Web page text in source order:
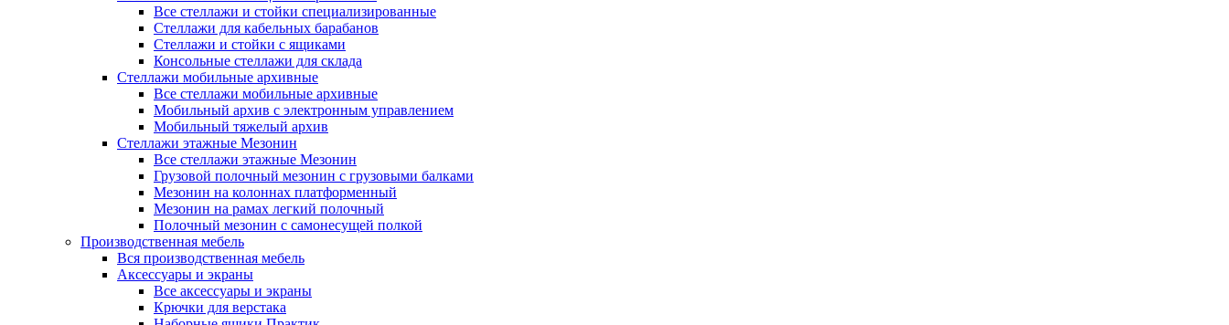
Все стеллажи и стойки специализированные
Стеллажи для кабельных барабанов
Стеллажи и стойки с ящиками
Консольные стеллажи для склада
Стеллажи мобильные архивные
Все стеллажи мобильные архивные
Мобильный архив с электронным управлением
Мобильный тяжелый архив
Стеллажи этажные Мезонин
Все стеллажи этажные Мезонин
Грузовой полочный мезонин с грузовыми балками
Мезонин на колоннах платформенный
Мезонин на рамах легкий полочный
Полочный мезонин с самонесущей полкой
Производственная мебель
Вся производственная мебель
Аксессуары и экраны
Все аксессуары и экраны
Крючки для верстака